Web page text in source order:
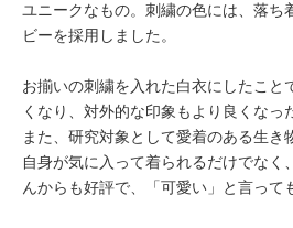
ユニークなもの。刺繍の色には、落ち
ビーを採用しました。
お揃いの刺繍を入れた白衣にしたこと
くなり、対外的な印象もより良くなっ
また、研究対象として愛着のある生き
自身が気に入って着られるだけでなく
んからも好評で、「可愛い」と言って